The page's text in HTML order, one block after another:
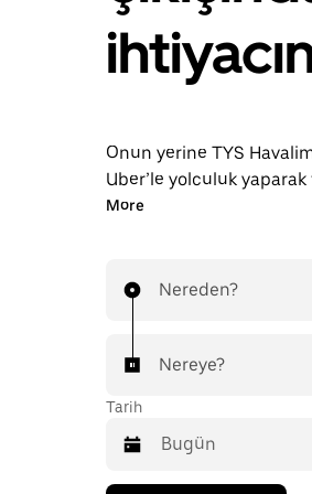
Onun yerine TYS
Uber’le yolculuk
faydalı uygulama
yolculuk için hesaplı
More
Nereden?
Nereye?
Tarih